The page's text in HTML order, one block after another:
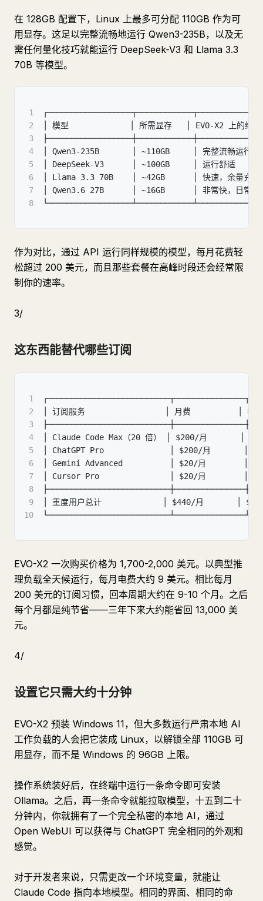
在 128GB 配置下，Linux 上最多可分配 110GB 作为可
用显存。这足以完整流畅地运行 Qwen3-235B，以及无
需任何量化技巧就能运行 DeepSeek-V3 和 Llama 3.3
70B 等模型。
1
2
│ 模型             │ 所需显存   │ EVO-X2 上的
3
4
│ Qwen3-235B       │ ~110GB     │ 完整流畅
5
│ DeepSeek-V3      │ ~100GB     │ 运行舒
6
│ Llama 3.3 70B    │ ~42GB      │ 快速，余量
7
│ Qwen3.6 27B      │ ~16GB      │ 非常快，日常
8
作为对比，通过 API 运行同样规模的模型，每月花费轻
松超过 200 美元，而且那些套餐在高峰时段还会经常限
制你的速率。
3/
这东西能替代哪些订阅
1
2
│ 订阅服务                 │ 月费          │
3
4
│ Claude Code Max（20 倍） │ $200/月       │
5
│ ChatGPT Pro              │ $200/月       │
6
│ Gemini Advanced          │ $20/月        │
7
│ Cursor Pro               │ $20/月        │
8
9
│ 重度用户总计             │ $440/月       │
10
EVO-X2 一次购买价格为 1,700-2,000 美元。以典型推
理负载全天候运行，每月电费大约 9 美元。相比每月
200 美元的订阅习惯，回本周期大约在 9-10 个月。之后
每个月都是纯节省——三年下来大约能省回 13,000 美
元。
4/
设置它只需大约十分钟
EVO-X2 预装 Windows 11，但大多数运行严肃本地 AI
工作负载的人会把它装成 Linux，以解锁全部 110GB 可
用显存，而不是 Windows 的 96GB 上限。
操作系统装好后，在终端中运行一条命令即可安装
Ollama。之后，再一条命令就能拉取模型，十五到二十
分钟内，你就拥有了一个完全私密的本地 AI，通过
Open WebUI 可以获得与 ChatGPT 完全相同的外观和
感觉。
对于开发者来说，只需更改一个环境变量，就能让
Claude Code 指向本地模型。相同的界面、相同的命